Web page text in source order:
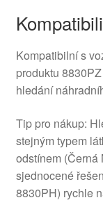
Kompatibilní s
produktu
hledání
Tip pro nákup:
stejným typem
odstínem (Černá
sjednocené
8830PH) rychle